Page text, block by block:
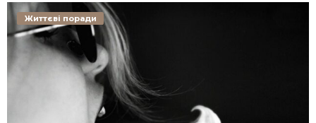
Життєві поради